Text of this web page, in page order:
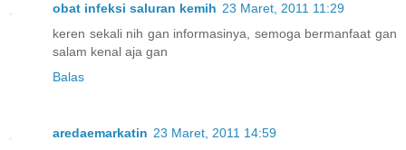
obat infeksi saluran kemih 23 Maret, 2011 11:29
keren sekali nih gan informasinya, semoga bermanfaat gan
salam kenal aja gan
Balas
aredaemarkatin 23 Maret, 2011 14:59